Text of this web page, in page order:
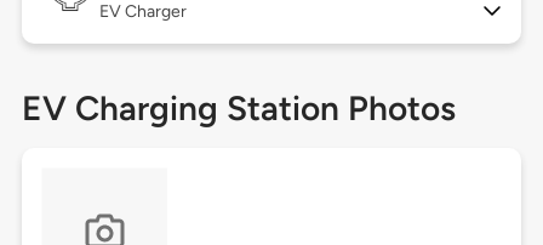
EV Charger
EV Charging Station Photos